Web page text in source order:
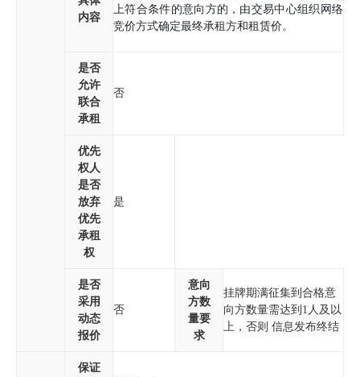
内容
上符合条件的意向方的，由交易中心组织网络
竞价方式确定最终承租方和租赁价。
是否
允许
联合
承租
否
优先
权人
是否
放弃
优先
承租
权
是
是否
采用
动态
报价
否
意向
方数
量要
求
挂牌期满征集到合格意
向方数量需达到1人及以
上，否则 信息发布终结
保证